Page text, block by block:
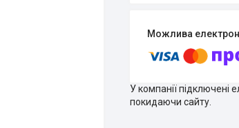
У компанії підключені
покидаючи сайту.